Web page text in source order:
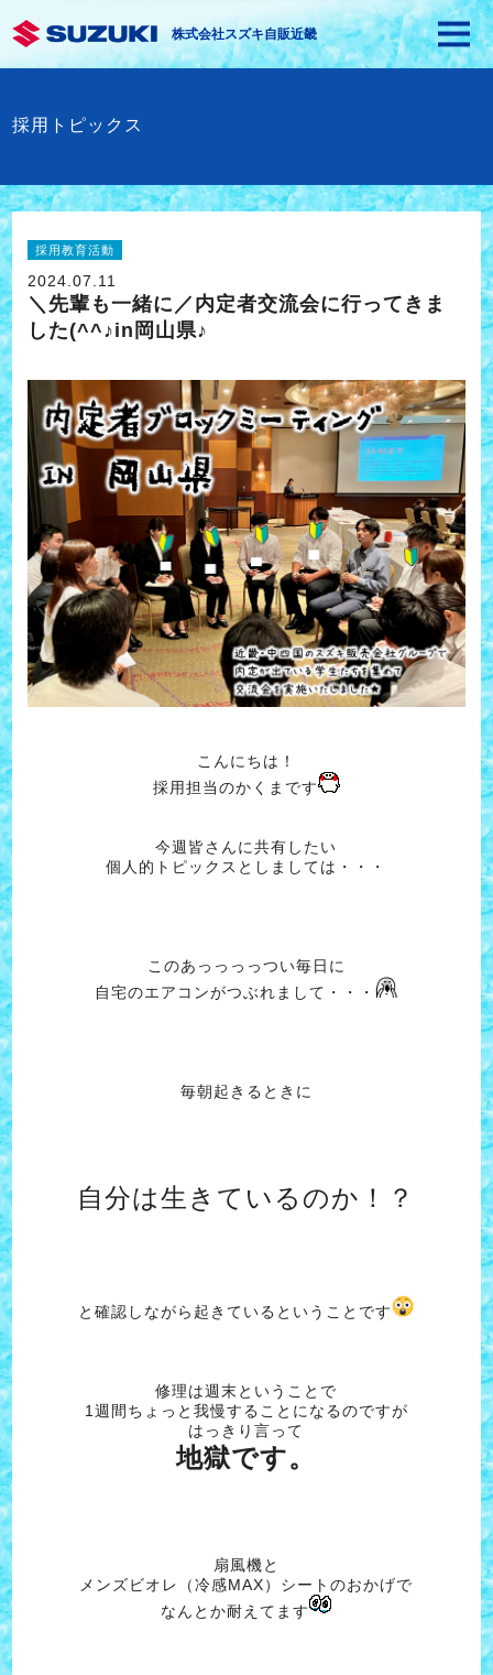
株式会社スズキ自販近畿
採用トピックス
採用教育活動
2024.07.11
＼先輩も一緒に／内定者交流会に行ってきま
した(^^♪in岡山県♪
こんにちは！
採用担当のかくまです
今週皆さんに共有したい
個人的トピックスとしましては・・・
このあっっっっつい毎日に
自宅のエアコンがつぶれまして・・・
毎朝起きるときに
自分は生きているのか！？
と確認しながら起きているということです
修理は週末ということで
1週間ちょっと我慢することになるのですが
はっきり言って
地獄です。
扇風機と
メンズビオレ（冷感MAX）シートのおかげで
なんとか耐えてます